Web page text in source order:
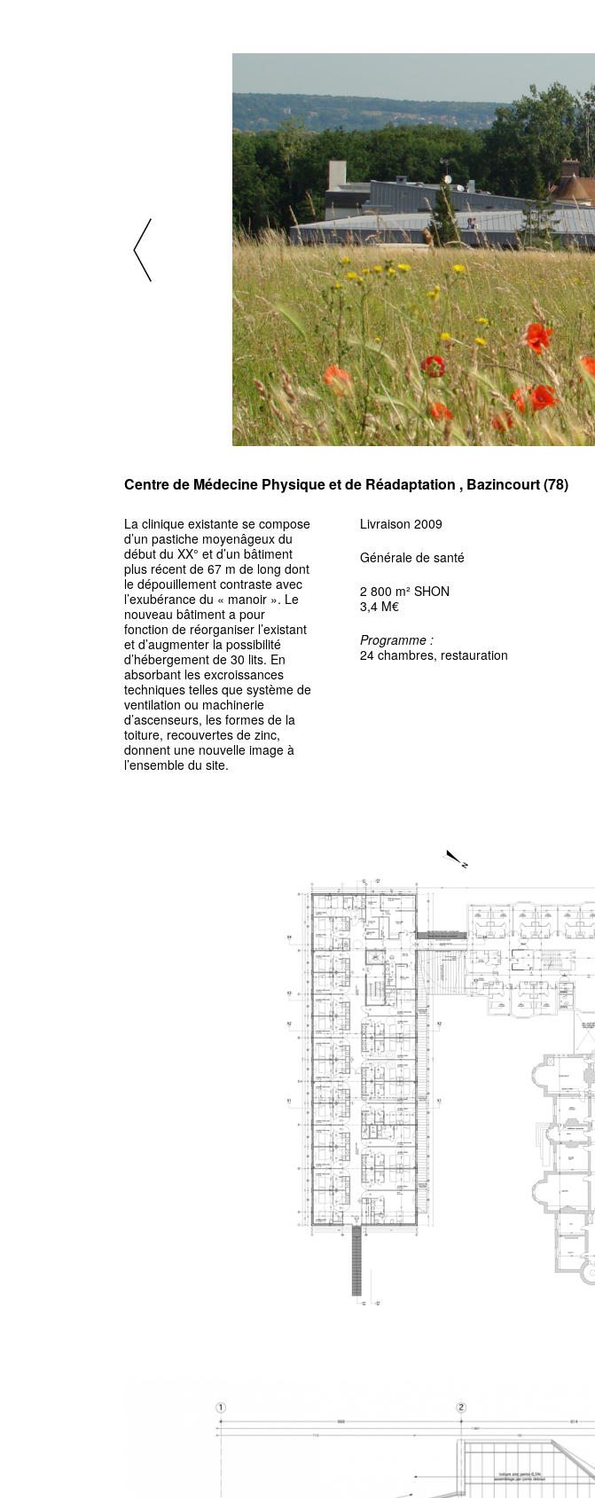
Centre de Médecine Physique et de Réadaptation , Bazincourt (78)
La clinique existante se compose
d’un pastiche moyenâgeux du
début du XX° et d’un bâtiment
plus récent de 67 m de long dont
le dépouillement contraste avec
l’exubérance du « manoir ». Le
nouveau bâtiment a pour
fonction de réorganiser l’existant
et d’augmenter la possibilité
d’hébergement de 30 lits. En
absorbant les excroissances
techniques telles que système de
ventilation ou machinerie
d’ascenseurs, les formes de la
toiture, recouvertes de zinc,
donnent une nouvelle image à
l’ensemble du site.
Livraison 2009
Générale de santé
2 800 m² SHON
3,4 M€
Programme :
24 chambres, restauration